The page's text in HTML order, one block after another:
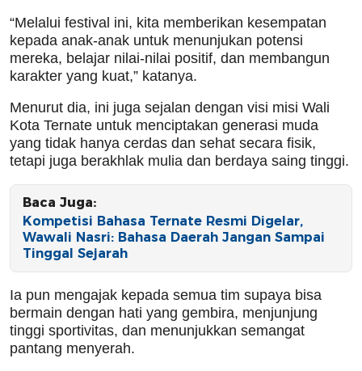
“Melalui festival ini, kita memberikan kesempatan
kepada anak-anak untuk menunjukan potensi
mereka, belajar nilai-nilai positif, dan membangun
karakter yang kuat,” katanya.
Menurut dia, ini juga sejalan dengan visi misi Wali
Kota Ternate untuk menciptakan generasi muda
yang tidak hanya cerdas dan sehat secara fisik,
tetapi juga berakhlak mulia dan berdaya saing tinggi.
Baca Juga:
Kompetisi Bahasa Ternate Resmi Digelar,
Wawali Nasri: Bahasa Daerah Jangan Sampai
Tinggal Sejarah
Ia pun mengajak kepada semua tim supaya bisa
bermain dengan hati yang gembira, menjunjung
tinggi sportivitas, dan menunjukkan semangat
pantang menyerah.